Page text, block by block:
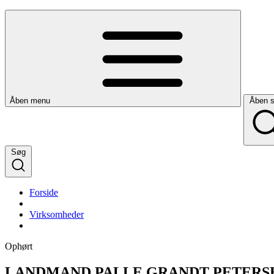
Åben menu Åben
Søg
Forside
Virksomheder
Ophørt